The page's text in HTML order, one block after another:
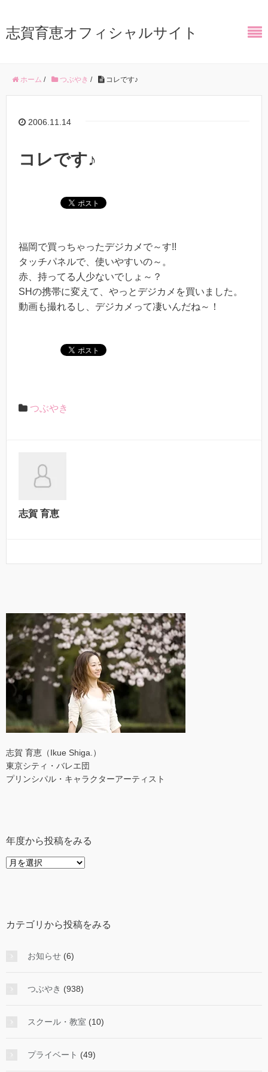
志賀育恵オフィシャルサイト
ホーム / つぶやき / コレです♪
2006.11.14
コレです♪
福岡で買っちゃったデジカメで～す!!
タッチパネルで、使いやすいの～。
赤、持ってる人少ないでしょ～？
SHの携帯に変えて、やっとデジカメを買いました。
動画も撮れるし、デジカメって凄いんだね～！
つぶやき
志賀 育恵
志賀 育恵（Ikue Shiga.）
東京シティ・バレエ団
プリンシパル・キャラクターアーティスト
年度から投稿をみる
年
稿
み
カテゴリから投稿をみる
お知らせ (6)
つぶやき (938)
スクール・教室 (10)
プライベート (49)